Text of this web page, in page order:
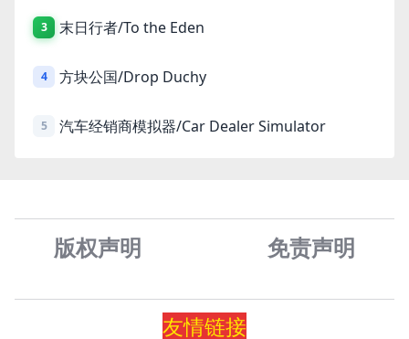
3 末日行者/To the Eden
4 方块公国/Drop Duchy
5 汽车经销商模拟器/Car Dealer Simulator
版权声明 免责声明
友情链接